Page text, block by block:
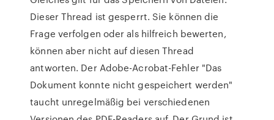
Dieser Thread ist gesperrt. Sie können die
Frage verfolgen oder als hilfreich bewerten,
können aber nicht auf diesen Thread
antworten. Der Adobe-Acrobat-Fehler "Das
Dokument konnte nicht gespeichert werden"
taucht unregelmäßig bei verschiedenen